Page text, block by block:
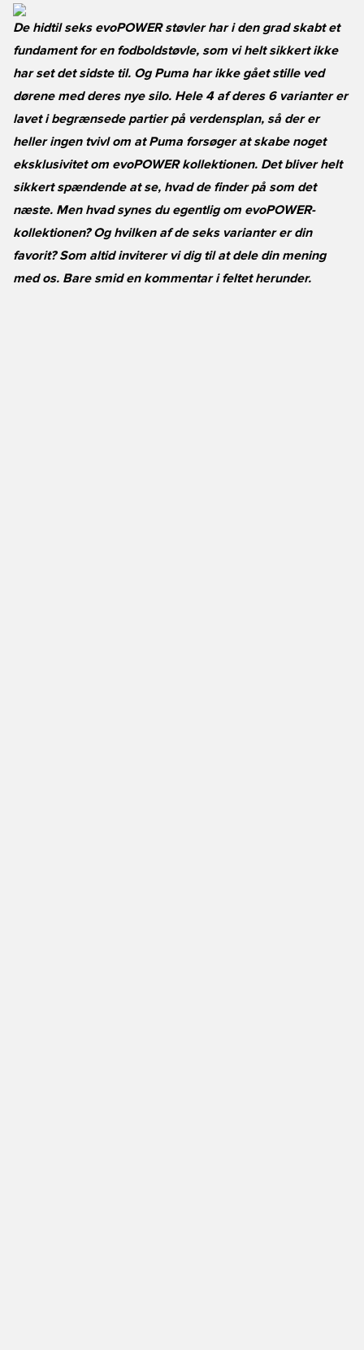
De hidtil seks evoPOWER støvler har i den grad skabt et
fundament for en fodboldstøvle, som vi helt sikkert ikke
har set det sidste til. Og Puma har ikke gået stille ved
dørene med deres nye silo. Hele 4 af deres 6 varianter er
lavet i begrænsede partier på verdensplan, så der er
heller ingen tvivl om at Puma forsøger at skabe noget
eksklusivitet om evoPOWER kollektionen. Det bliver helt
sikkert spændende at se, hvad de finder på som det
næste. Men hvad synes du egentlig om evoPOWER-
kollektionen? Og hvilken af de seks varianter er din
favorit? Som altid inviterer vi dig til at dele din mening
med os. Bare smid en kommentar i feltet herunder.